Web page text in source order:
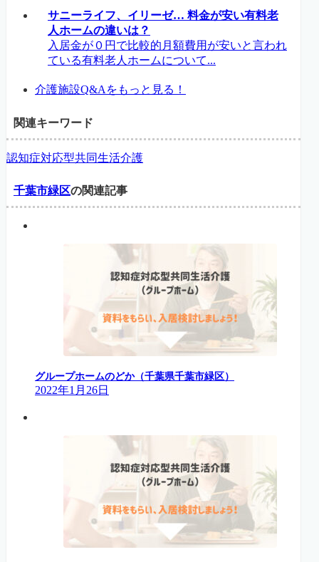
サニーライフ、イリーゼ… 料金が安い有料老
人ホームの違いは？
入居金が０円で比較的月額費用が安いと言われ
ている有料老人ホームについて...
介護施設Q&Aをもっと見る！
関連キーワード
認知症対応型共同生活介護
千葉市緑区の関連記事
グループホームのどか（千葉県千葉市緑区）
2022年1月26日